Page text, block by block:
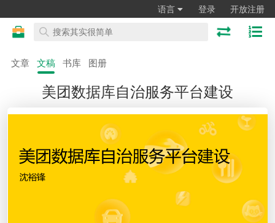
语言 登录 开放注册
文章 文稿 书库 图册
美团数据库自治服务平台建设